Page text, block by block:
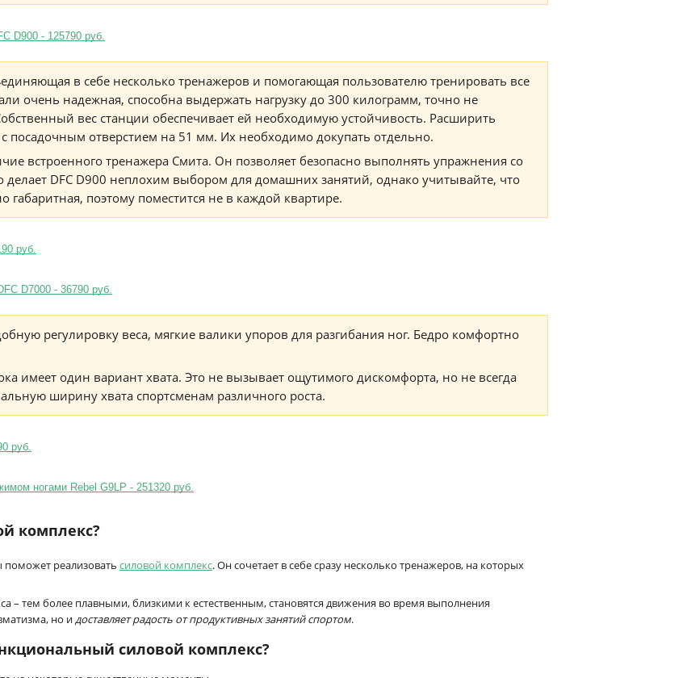
D900 - 125790 руб.
в себе несколько тренажеров и помогающая пользователю тренировать все
очень надежная, способна выдержать нагрузку до 300 килограмм, точно не
вес станции обеспечивает ей необходимую устойчивость. Расширить
посадочным отверстием на 51 мм. Их необходимо докупать отдельно.
встроенного тренажера Смита. Он позволяет безопасно выполнять упражнения со
делает DFC D900 неплохим выбором для домашних занятий, однако учитывайте, что
габаритная, поэтому поместится не в каждой квартире.
руб.
D7000 - 36790 руб.
регулировку веса, мягкие валики упоров для разгибания ног. Бедро комфортно
имеет один вариант хвата. Это не вызывает ощутимого дискомфорта, но не всегда
ширину хвата спортсменам различного роста.
руб.
ногами Rebel G9LP - 251320 руб.
комплекс?
реализовать силовой комплекс. Он сочетает в себе сразу несколько тренажеров, на которых
– тем более плавными, близкими к естественным, становятся движения во время выполнения
но идоставляет радость от продуктивных занятий спортом.
силовой комплекс?